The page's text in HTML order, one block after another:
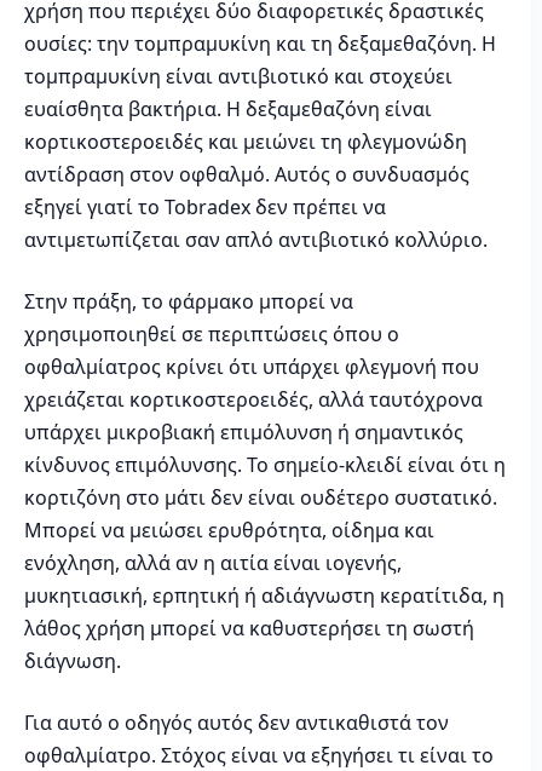
χρήση που περιέχει δύο διαφορετικές δραστικές
ουσίες: την τομπραμυκίνη και τη δεξαμεθαζόνη. Η
τομπραμυκίνη είναι αντιβιοτικό και στοχεύει
ευαίσθητα βακτήρια. Η δεξαμεθαζόνη είναι
κορτικοστεροειδές και μειώνει τη φλεγμονώδη
αντίδραση στον οφθαλμό. Αυτός ο συνδυασμός
εξηγεί γιατί το Tobradex δεν πρέπει να
αντιμετωπίζεται σαν απλό αντιβιοτικό κολλύριο.
Στην πράξη, το φάρμακο μπορεί να
χρησιμοποιηθεί σε περιπτώσεις όπου ο
οφθαλμίατρος κρίνει ότι υπάρχει φλεγμονή που
χρειάζεται κορτικοστεροειδές, αλλά ταυτόχρονα
υπάρχει μικροβιακή επιμόλυνση ή σημαντικός
κίνδυνος επιμόλυνσης. Το σημείο-κλειδί είναι ότι η
κορτιζόνη στο μάτι δεν είναι ουδέτερο συστατικό.
Μπορεί να μειώσει ερυθρότητα, οίδημα και
ενόχληση, αλλά αν η αιτία είναι ιογενής,
μυκητιασική, ερπητική ή αδιάγνωστη κερατίτιδα, η
λάθος χρήση μπορεί να καθυστερήσει τη σωστή
διάγνωση.
Για αυτό ο οδηγός αυτός δεν αντικαθιστά τον
οφθαλμίατρο. Στόχος είναι να εξηγήσει τι είναι το